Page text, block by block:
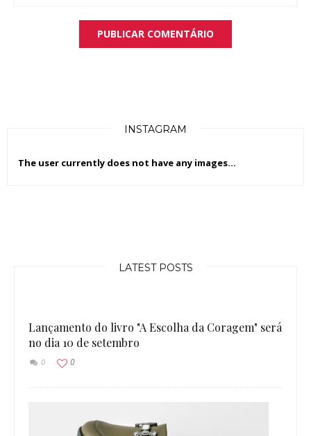
INSTAGRAM
The user currently does not have any images...
LATEST POSTS
Lançamento do livro "A Escolha da Coragem" será
no dia 10 de setembro
0 0